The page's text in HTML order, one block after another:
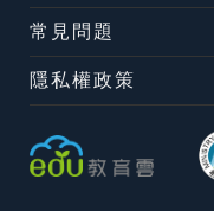
常見問題
隱私權政策